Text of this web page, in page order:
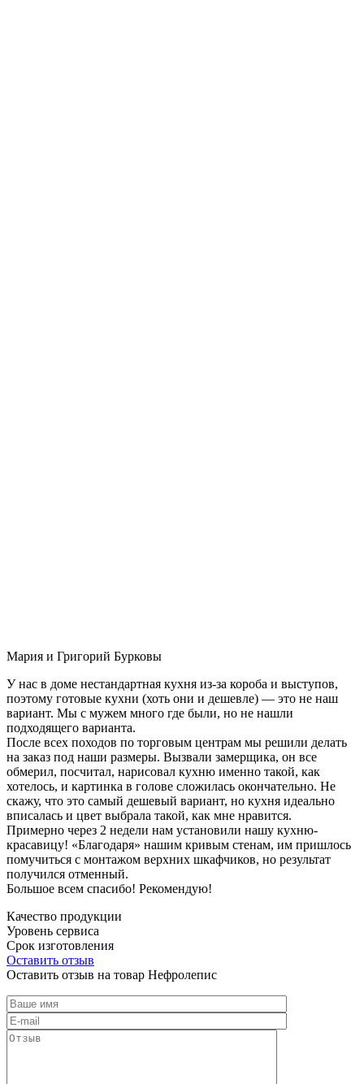
Мария и Григорий Бурковы
У нас в доме нестандартная кухня из-за короба и выступов,
поэтому готовые кухни (хоть они и дешевле) — это не наш
вариант. Мы с мужем много где были, но не нашли
подходящего варианта.
После всех походов по торговым центрам мы решили делать
на заказ под наши размеры. Вызвали замерщика, он все
обмерил, посчитал, нарисовал кухню именно такой, как
хотелось, и картинка в голове сложилась окончательно. Не
скажу, что это самый дешевый вариант, но кухня идеально
вписалась и цвет выбрала такой, как мне нравится.
Примерно через 2 недели нам установили нашу кухню-
красавицу! «Благодаря» нашим кривым стенам, им пришлось
помучиться с монтажом верхних шкафчиков, но результат
получился отменный.
Большое всем спасибо! Рекомендую!
Качество продукции
Уровень сервиса
Срок изготовления
Оставить отзыв
Оставить отзыв на товар Нефролепис